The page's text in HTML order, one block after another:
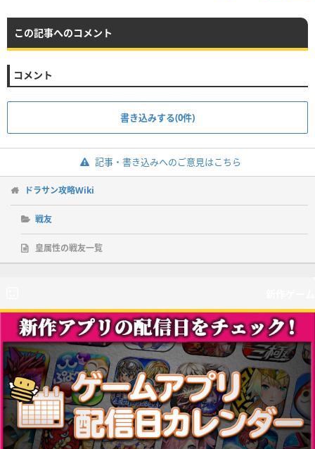
この記事へのコメント
コメント
書き込みする(0件)
記事・書き込みへのご意見はこちら
ドラサン攻略Wiki
戦友
皇属性の戦友一覧